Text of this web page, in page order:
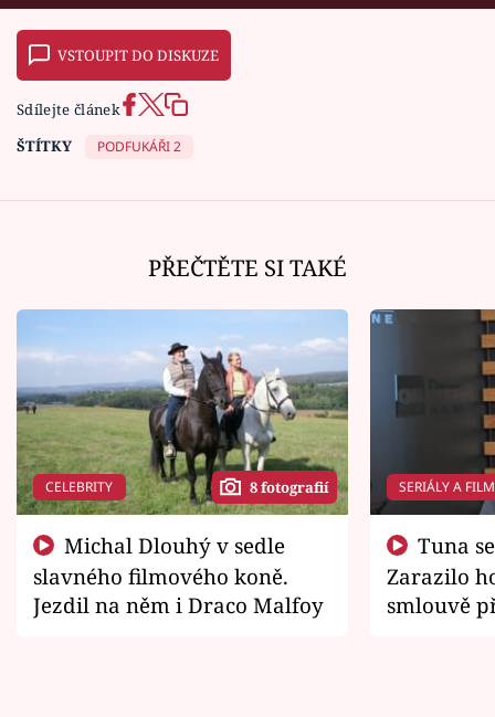
VSTOUPIT DO DISKUZE
Sdílejte článek
ŠTÍTKY
PODFUKÁŘI 2
PŘEČTĚTE SI TAKÉ
CELEBRITY 8 fotografií
slavného filmového koně.
Jezdil na něm i Draco Malfoy
SERIÁLY A
Zarazilo
smlouvě